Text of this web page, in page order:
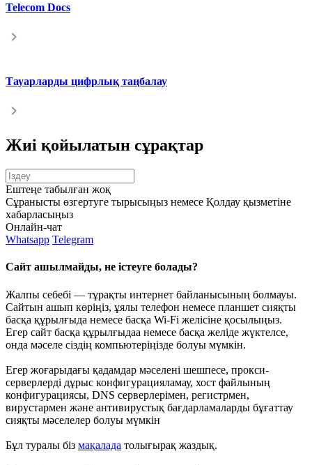
Telecom Docs
Тауарларды цифрлық таңбалау
Жиі қойылатын сұрақтар
Ештеңе табылған жоқ
Сұранысты өзгертуге тырысыңыз немесе Қолдау қызметіне
хабарласыңыз
Онлайн-чат
Whatsapp Telegram
Сайт ашылмайды, не істеуге болады?
Жалпы себебі — тұрақты интернет байланысының болмауы.
Сайтын ашып көріңіз, ұялы телефон немесе планшет сияқты
басқа құрылғыда немесе басқа Wi-Fi желісіне қосылыңыз.
Егер сайт басқа құрылғыдаа немесе басқа желіде жүктелсе,
онда мәселе сіздің компьютеріңізде болуы мүмкін.
Егер жоғарыдағы қадамдар мәселені шешпесе, прокси-
серверлерді дұрыс конфигурацияламау, хост файлының
конфигурациясы, DNS серверлерімен, регистрмен,
вирустармен және антивирустық бағдарламаларды бұғаттау
сияқты мәселелер болуы мүмкін
Бұл туралы біз мақалада толығырақ жаздық.